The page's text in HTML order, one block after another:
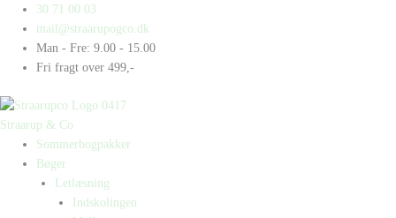
indholdet
30 71 00 03
mail@straarupogco.dk
Man - Fre: 9.00 - 15.00
Fri fragt over 499,-
Straarup & Co
Sommerbogpakker
Bøger
Letlæsning
Indskolingen
Products
search
Products
search